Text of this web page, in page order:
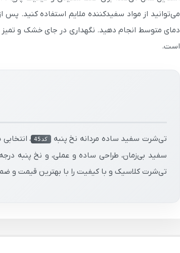
می‌توانید از مواد سفیدکننده ملایم استفاده کنید.
دمای متوسط انجام دهید. نگهداری در جای خشک و
است.
تی‌شرت سفید ساده مردانه نخ پنبه کد45
،
سفید بی‌زمان، طراحی ساده و عملی، و نخ پنبه
تی‌شرت کلاسیک و با کیفیت را با بهترین قیمت و